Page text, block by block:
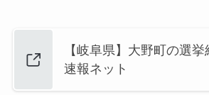
【岐阜県】大野町の選
速報ネット